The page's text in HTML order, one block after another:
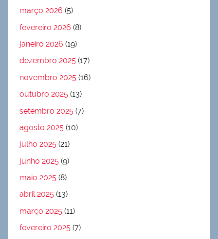
março 2026 (5)
fevereiro 2026 (8)
janeiro 2026 (19)
dezembro 2025 (17)
novembro 2025 (16)
outubro 2025 (13)
setembro 2025 (7)
agosto 2025 (10)
julho 2025 (21)
junho 2025 (9)
maio 2025 (8)
abril 2025 (13)
março 2025 (11)
fevereiro 2025 (7)